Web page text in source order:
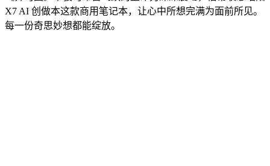
X7 AI 创做本这款商用笔记本，让心中所想完满为面前所见。
每一份奇思妙想都能绽放。